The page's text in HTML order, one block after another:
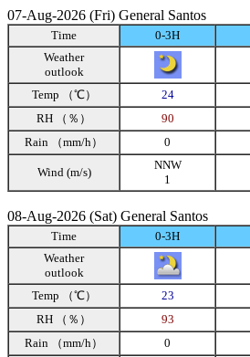
07-Aug-2026 (Fri) General Santos
Time 0-3H
Weather
outlook
Temp （℃）
24
RH （％）
90
Rain （mm/h）
0
Wind (m/s)
NNW
1
08-Aug-2026 (Sat) General Santos
Time 0-3H
Weather
outlook
Temp （℃）
23
RH （％）
93
Rain （mm/h）
0